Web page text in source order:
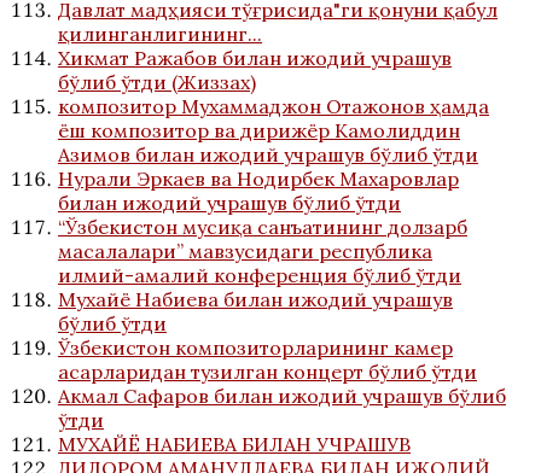
Давлат мадҳияси тўғрисида"ги қонуни қабул
қилинганлигининг...
Хикмат Ражабов билан ижодий учрашув
бўлиб ўтди (Жиззах)
композитор Мухаммаджон Отажонов ҳамда
ёш композитор ва дирижёр Камолиддин
Азимов билан ижодий учрашув бўлиб ўтди
Нурали Эркаев ва Нодирбек Махаровлар
билан ижодий учрашув бўлиб ўтди
“Ўзбекистон мусиқа санъатининг долзарб
масалалари” мавзусидаги республика
илмий-амалий конференция бўлиб ўтди
Мухайё Набиева билан ижодий учрашув
бўлиб ўтди
Ўзбекистон композиторларининг камер
асарларидан тузилган концерт бўлиб ўтди
Акмал Сафаров билан ижодий учрашув бўлиб
ўтди
МУХАЙЁ НАБИЕВА БИЛАН УЧРАШУВ